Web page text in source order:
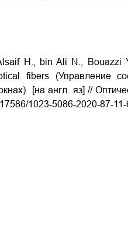
H., bin Ali N., Bouazzi
fibers (Управление
[на англ. яз] //
1023-5086-2020-87-